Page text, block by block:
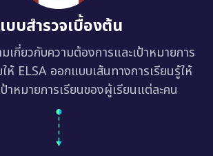
บบสำรวจเบื้องต้น
เกี่ยวกับความต้องการและเป้าหมายการ
ให้ ELSA ออกแบบเส้นทางการเรียนรู้ให้
าหมายการเรียนของผู้เรียนแต่ละคน